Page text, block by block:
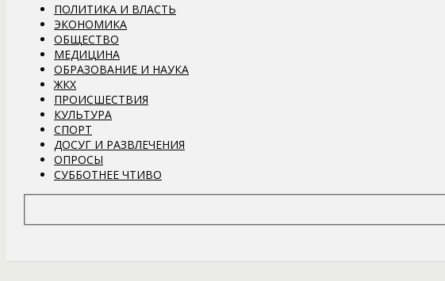
ПОЛИТИКА И ВЛАСТЬ
ЭКОНОМИКА
ОБЩЕСТВО
МЕДИЦИНА
ОБРАЗОВАНИЕ И НАУКА
ЖКХ
ПРОИСШЕСТВИЯ
КУЛЬТУРА
СПОРТ
ДОСУГ И РАЗВЛЕЧЕНИЯ
ОПРОСЫ
СУББОТНЕЕ ЧТИВО